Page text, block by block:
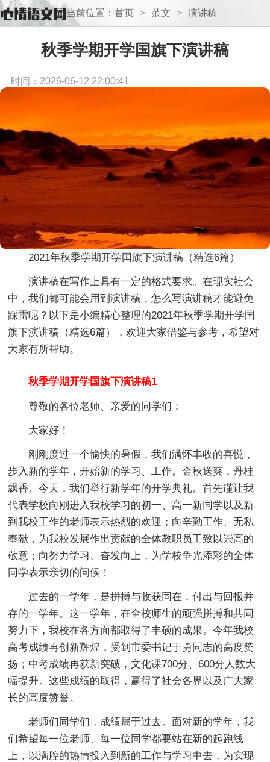
当前位置： 首页 > 范文 > 演讲稿
秋季学期开学国旗下演讲稿
时间：2026-06-12 22:00:41
2021年秋季学期开学国旗下演讲稿（精选6篇）
演讲稿在写作上具有一定的格式要求。在现实社会
中，我们都可能会用到演讲稿，怎么写演讲稿才能避免
踩雷呢？以下是小编精心整理的2021年秋季学期开学国
旗下演讲稿（精选6篇），欢迎大家借鉴与参考，希望对
大家有所帮助。
秋季学期开学国旗下演讲稿1
尊敬的各位老师、亲爱的同学们：
大家好！
刚刚度过一个愉快的暑假，我们满怀丰收的喜悦，
步入新的学年，开始新的学习、工作。金秋送爽，丹桂
飘香。今天，我们举行新学年的开学典礼。首先谨让我
代表学校向刚进入我校学习的初一、高一新同学以及新
到我校工作的老师表示热烈的欢迎；向辛勤工作、无私
奉献，为我校发展作出贡献的全体教职员工致以崇高的
敬意；向努力学习、奋发向上，为学校争光添彩的全体
同学表示亲切的问候！
过去的一学年，是拼搏与收获同在，付出与回报并
存的一学年。这一学年，在全校师生的顽强拼搏和共同
努力下，我校在各方面都取得了丰硕的成果。今年我校
高考成绩再创新辉煌，受到市委书记于勇同志的高度赞
扬；中考成绩再获新突破，文化课700分、600分人数大
幅提升。这些成绩的取得，赢得了社会各界以及广大家
长的高度赞誉。
老师们同学们，成绩属于过去。面对新的学年，我
们希望每一位老师、每一位同学都要站在新的起跑线
上，以满腔的热情投入到新的工作与学习中去，为实现